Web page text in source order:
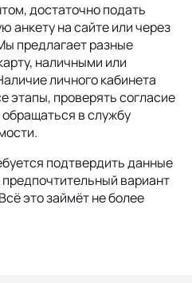
достаточно подать
анкету на сайте или через
предлагает разные
наличными или
личного кабинета
этапы, проверять согласие
в службу
подтвердить данные
вариант
это займёт не более